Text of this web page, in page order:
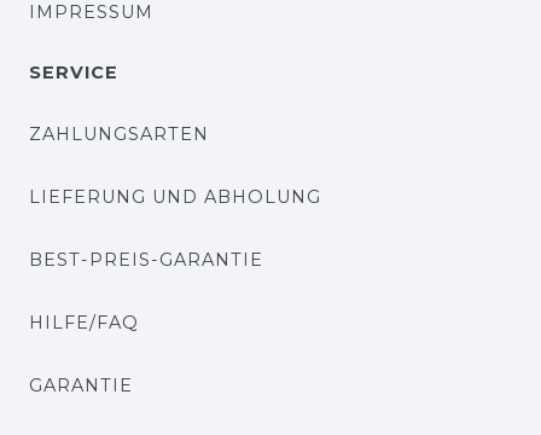
IMPRESSUM
SERVICE
ZAHLUNGSARTEN
LIEFERUNG UND ABHOLUNG
BEST-PREIS-GARANTIE
HILFE/FAQ
GARANTIE